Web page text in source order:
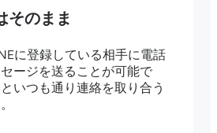
そのまま
に登録している相手に電話
ージを送ることが可能で
いつも通り連絡を取り合う